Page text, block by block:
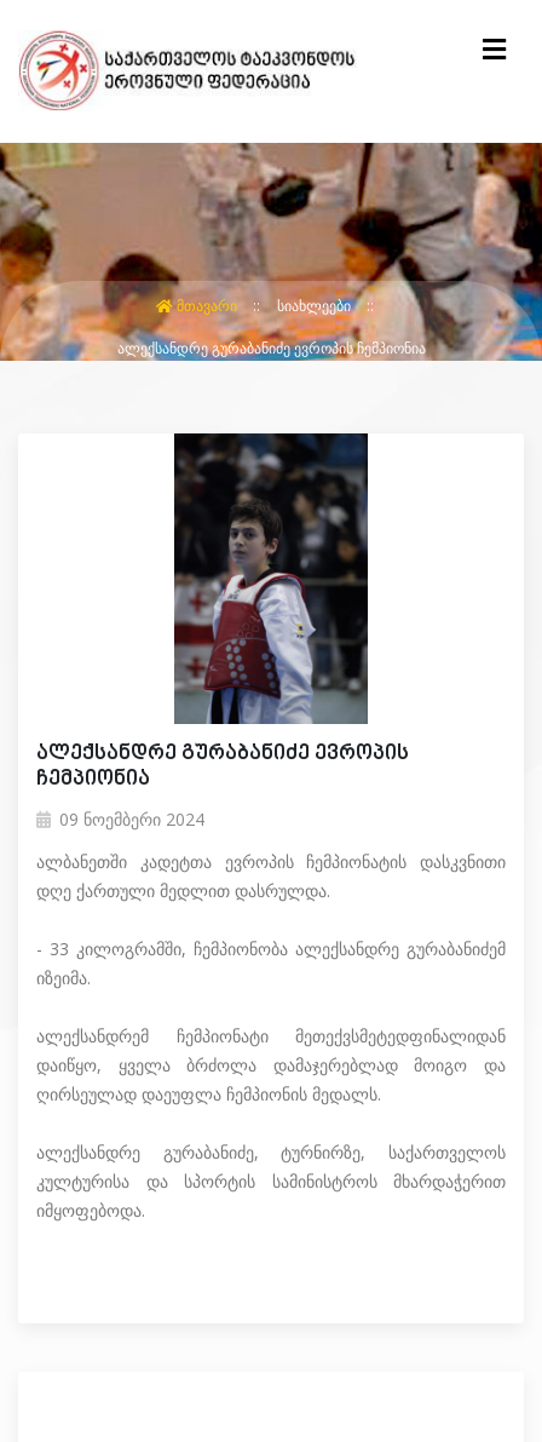
ᲛᲗᲐᲕᲐᲠᲘ ᲡᲘᲐᲮᲚᲔᲔᲑᲘ
ᲐᲚᲔᲥᲡᲐᲜᲓᲠᲔ ᲒᲣᲠᲐᲑᲐᲜᲘᲫᲔ ᲔᲕᲠᲝᲞᲘᲡ ᲩᲔᲛᲞᲘᲝᲜᲘᲐ
ალექსანდრე გურაბანიძე ევროპის
ჩემპიონია
09 ნოემბერი 2024
ალბანეთში კადეტთა ევროპის ჩემპიონატის დასკვნითი
დღე ქართული მედლით დასრულდა.
- 33 კილოგრამში, ჩემპიონობა ალექსანდრე გურაბანიძემ
იზეიმა.
ალექსანდრემ ჩემპიონატი მეთექვსმეტედფინალიდან
დაიწყო, ყველა ბრძოლა დამაჯერებლად მოიგო და
ღირსეულად დაეუფლა ჩემპიონის მედალს.
ალექსანდრე გურაბანიძე, ტურნირზე, საქართველოს
კულტურისა და სპორტის სამინისტროს მხარდაჭერით
იმყოფებოდა.